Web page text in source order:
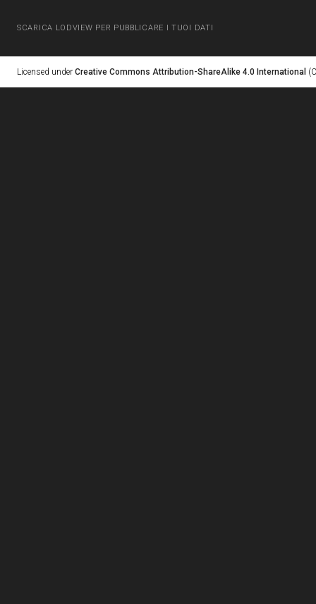
SCARICA LODVIEW PER PUBBLICARE I TUOI DATI
Licensed under Creative Commons Attribution-ShareAlike 4.0 International